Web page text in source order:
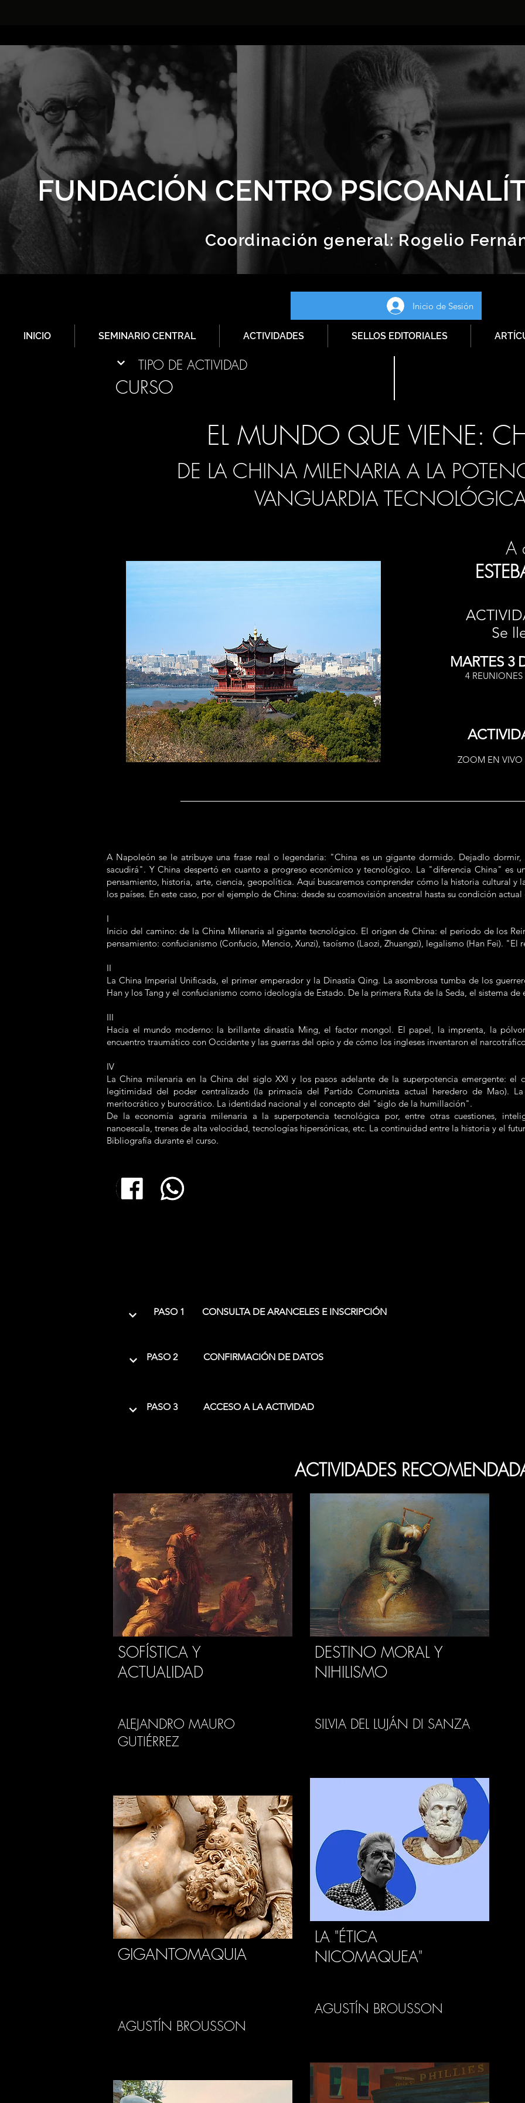
FUNDACIÓN CENTRO
Coordinación general:Rogelio
Inicio de Sesión
INICIO SEMINARIO CENTRAL ACTIVIDADES SELLOS EDITORIALES
TIPO DE ACTIVIDAD
CURSO
EL MUNDO QUE VIENE:
DE LA CHINA MILENARIA A LA
VANGUARDIA
A
Se
MARTES 3
4
ZOOM EN VIVO
A Napoleón se le atribuye una frase real o legendaria: "China es un gigante dormido. Dejadlo
sacudirá". Y China despertó en cuanto a progreso económico y tecnológico. La "diferencia China" es
pensamiento, historia, arte, ciencia, geopolítica. Aquí buscaremos comprender cómo la historia cultural y
los países. En este caso, por el ejemplo de China: desde su cosmovisión ancestral hasta su condición
I
Inicio del camino: de la China Milenaria al gigante tecnológico. El origen de China: el periodo de los
pensamiento: confucianismo (Confucio, Mencio, Xunzi), taoísmo (Laozi, Zhuangzi), legalismo (Han Fei). "El
II
La China Imperial Unificada, el primer emperador y la Dinastía Qing. La asombrosa tumba de los
Han y los Tang y el confucianismo como ideología de Estado. De la primera Ruta de la Seda, el sistema
III
Hacia el mundo moderno: la brillante dinastía Ming, el factor mongol. El papel, la imprenta, la
encuentro traumático con Occidente y las guerras del opio y de cómo los ingleses inventaron el
IV
La China milenaria en la China del siglo XXI y los pasos adelante de la superpotencia emergente:
legitimidad del poder centralizado (la primacía del Partido Comunista actual heredero de Mao).
meritocrático y burocrático. La identidad nacional y el concepto del "siglo de la humillación".
De la economía agraria milenaria a la superpotencia tecnológica por, entre otras cuestiones,
nanoescala, trenes de alta velocidad, tecnologías hipersónicas, etc. La continuidad entre la historia y el
Bibliografía durante el curso.
PASO 1 CONSULTA DE ARANCELES E INSCRIPCIÓN
PASO 2 CONFIRMACIÓN DE DATOS
PASO 3 ACCESO A LA ACTIVIDAD
ACTIVIDADES
SOFÍSTICA Y
ACTUALIDAD
ALEJANDRO MAURO
GUTIÉRREZ
GIGANTOMAQUIA
AGUSTÍN BROUSSON
DESTINO MORAL Y
NIHILISMO
SILVIA DEL LUJÁN DI SANZA
LA "ÉTICA
NICOMAQUEA"
AGUSTÍN BROUSSON